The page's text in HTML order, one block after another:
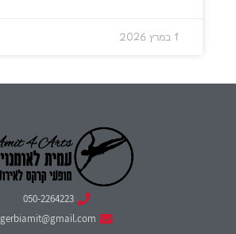
1 במרץ 2026
050-2264223
gerbiamit@gmail.com